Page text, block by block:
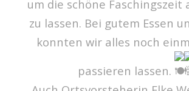
um die schöne Faschingszeit
zu lassen. Bei gutem Essen
konnten wir alles noch
passieren lassen.